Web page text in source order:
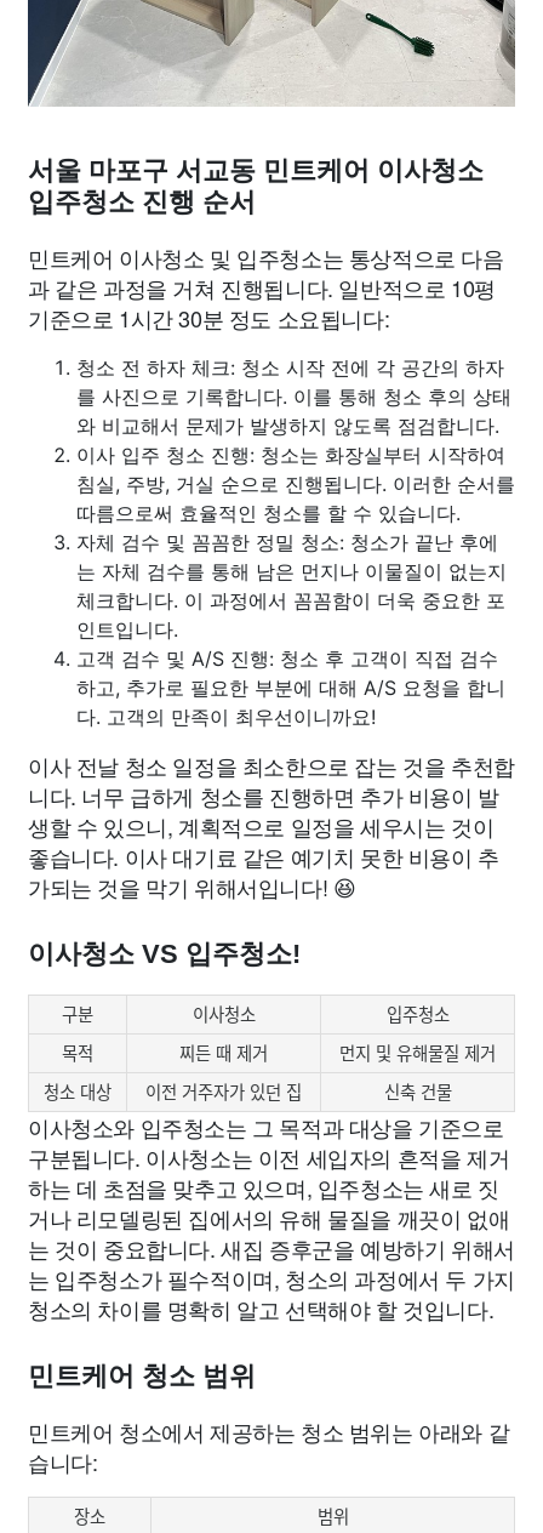
서울 마포구 서교동 민트케어 이사청소
입주청소 진행 순서
민트케어 이사청소 및 입주청소는 통상적으로 다음
과 같은 과정을 거쳐 진행됩니다. 일반적으로 10평
기준으로 1시간 30분 정도 소요됩니다:
청소 전 하자 체크: 청소 시작 전에 각 공간의 하자
를 사진으로 기록합니다. 이를 통해 청소 후의 상태
와 비교해서 문제가 발생하지 않도록 점검합니다.
이사 입주 청소 진행: 청소는 화장실부터 시작하여
침실, 주방, 거실 순으로 진행됩니다. 이러한 순서를
따름으로써 효율적인 청소를 할 수 있습니다.
자체 검수 및 꼼꼼한 정밀 청소: 청소가 끝난 후에
는 자체 검수를 통해 남은 먼지나 이물질이 없는지
체크합니다. 이 과정에서 꼼꼼함이 더욱 중요한 포
인트입니다.
고객 검수 및 A/S 진행: 청소 후 고객이 직접 검수
하고, 추가로 필요한 부분에 대해 A/S 요청을 합니
다. 고객의 만족이 최우선이니까요!
이사 전날 청소 일정을 최소한으로 잡는 것을 추천합
니다. 너무 급하게 청소를 진행하면 추가 비용이 발
생할 수 있으니, 계획적으로 일정을 세우시는 것이
좋습니다. 이사 대기료 같은 예기치 못한 비용이 추
가되는 것을 막기 위해서입니다! 😆
이사청소 VS 입주청소!
구분 이사청소
입주청소
목적
찌든 때 제거
먼지 및 유해물질 제거
청소 대상
이전 거주자가 있던 집 신축 건물
이사청소와 입주청소는 그 목적과 대상을 기준으로
구분됩니다. 이사청소는 이전 세입자의 흔적을 제거
하는 데 초점을 맞추고 있으며, 입주청소는 새로 짓
거나 리모델링된 집에서의 유해 물질을 깨끗이 없애
는 것이 중요합니다. 새집 증후군을 예방하기 위해서
는 입주청소가 필수적이며, 청소의 과정에서 두 가지
청소의 차이를 명확히 알고 선택해야 할 것입니다.
민트케어 청소 범위
민트케어 청소에서 제공하는 청소 범위는 아래와 같
습니다:
장소 범위